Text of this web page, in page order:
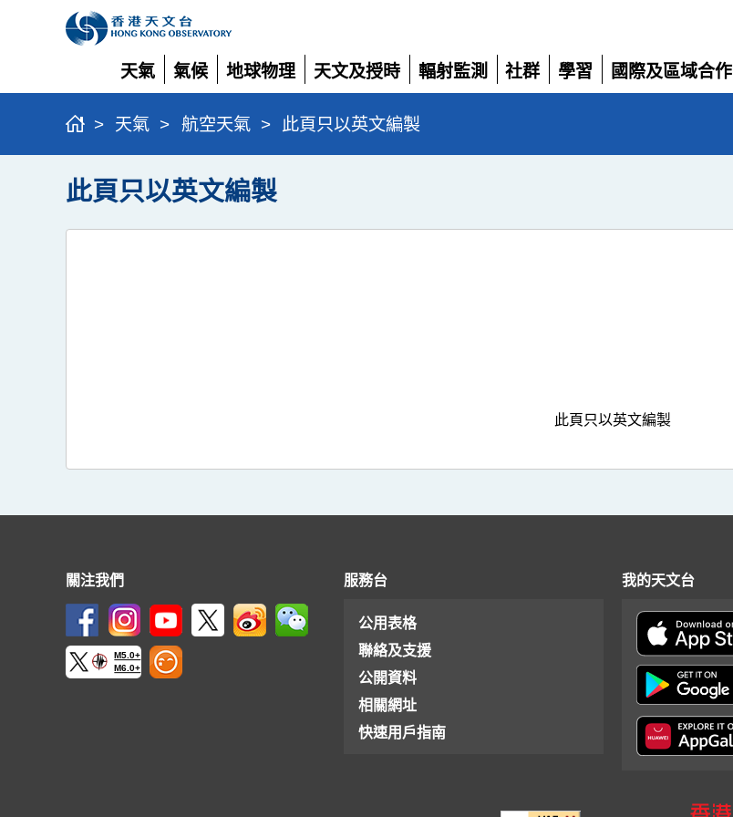
天氣
展
開
氣候
展
開
地球物理
展
開
天文及授時
展
開
輻射監測
展
開
社群
展
學習
展
國際及區域合作
展
> 天氣 > 航空天氣 > 此頁只以英文編製
此頁只以英文編製
此頁只以英文編製
關注我們
M5.0+
M6.0+
服務台
公用表格
聯絡及支援
公開資料
相關網址
快速用戶指南
我的天文台